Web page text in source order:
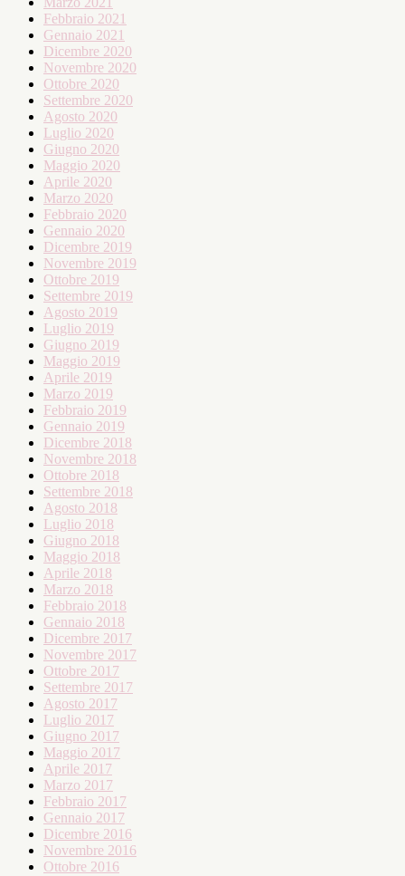
Febbraio 2021
Gennaio 2021
Dicembre 2020
Novembre 2020
Ottobre 2020
Settembre 2020
Agosto 2020
Luglio 2020
Giugno 2020
Maggio 2020
Aprile 2020
Marzo 2020
Febbraio 2020
Gennaio 2020
Dicembre 2019
Novembre 2019
Ottobre 2019
Settembre 2019
Agosto 2019
Luglio 2019
Giugno 2019
Maggio 2019
Aprile 2019
Marzo 2019
Febbraio 2019
Gennaio 2019
Dicembre 2018
Novembre 2018
Ottobre 2018
Settembre 2018
Agosto 2018
Luglio 2018
Giugno 2018
Maggio 2018
Aprile 2018
Marzo 2018
Febbraio 2018
Gennaio 2018
Dicembre 2017
Novembre 2017
Ottobre 2017
Settembre 2017
Agosto 2017
Luglio 2017
Giugno 2017
Maggio 2017
Aprile 2017
Marzo 2017
Febbraio 2017
Gennaio 2017
Dicembre 2016
Novembre 2016
Ottobre 2016